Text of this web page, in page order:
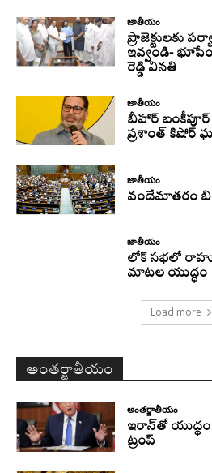
జాతీయం
ప్రాజెక్టులకు
ఇవ్వండి-
రెడ్డి వినతి
జాతీయం
బీహార్ బంకీపూర్
ప్రశాంత్ కిషోర్
జాతీయం
వందేమాతరం
జాతీయం
లోక్ సభలో
మాటల యుద్ధం
Load more
అంతర్జాతీయం
అంతర్జాతీయం
ఇరాన్‌తో యుద్ధం
ట్రంప్‌